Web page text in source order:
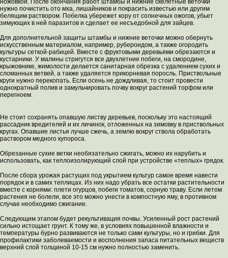
ножовкой. После окончания работ штамбы и нижние скелетные веточки
нужно почистить ото мха, лишайников и покрасить известью или другим
белящим раствором. Побелка убережет кору от солнечных ожогов, убьет
зимующих в ней паразитов и сделает ее несъедобной для зайцев.
Для дополнительной защиты штамбы и нижние веточки можно обернуть
искусственным материалом, например, рубероидом, а также огородить
культуры сеткой-рабицей. Вместе с фруктовыми деревьями обрезаются и
кустарники. У малины стригутся все двухлетние побеги, на смородине,
крыжовнике, жимолости делается санитарная обрезка с удалением сухих и
сломанных ветвей, а также удаляется прикорневая поросль. Приствольные
круги нужно перекопать. Если осень не дождливая, то стоит провести
однократный полив и замульчировать почву вокруг растений торфом или
перегноем.
Не стоит сохранять опавшую листву деревьев, поскольку это настоящий
рассадник вредителей и их личинок, отложенных на зимовку в приствольных
кругах. Опавшие листья лучше сжечь, а землю вокруг ствола обработать
раствором медного купороса.
Обрезанные сухие ветки необязательно сжигать, можно их нарубить и
использовать, как теплоизолирующий слой при устройстве «теплых» грядок.
После сбора урожая растущих под укрытием культур самое время навести
порядок и в самих теплицах. Из них надо убрать все остатки растительности
вместе с корнями: плети огурцов, побеги томатов, сорную траву. Если летом
растения не болели, все это можно унести в компостную яму, в противном
случае необходимо сжигание.
Следующим этапом будет рекультивация почвы. Усиленный рост растений
сильно истощает грунт. К тому же, в условиях повышенной влажности и
температуры бурно развиваются не только сами культуры, но и грибки. Для
профилактики заболеваемости и восполнения запаса питательных веществ
верхний слой толщиной 10-15 см нужно полностью заменить.